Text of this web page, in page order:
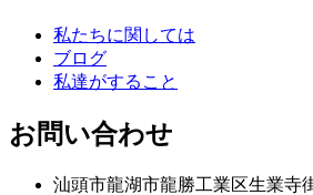
私たちに関しては
ブログ
私達がすること
お問い合わせ
汕頭市龍湖市龍勝工業区生業寺